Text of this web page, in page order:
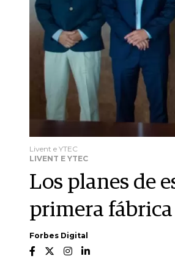
Livent e YTEC
LIVENT E YTEC
Los planes de
primera
Forbes Digital